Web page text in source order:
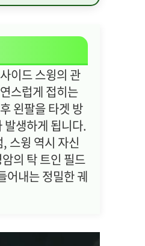
이드 스윙의 관
스럽게 접히는
왼팔을 타겟 방
생하게 됩니다.
스윙 역시 자신
의 탁 트인 필드
어내는 정밀한 궤